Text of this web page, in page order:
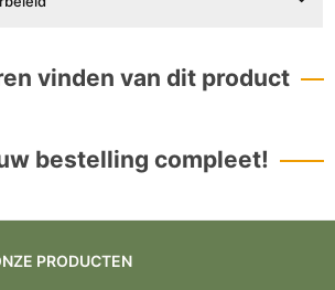
vinden van dit product
bestelling compleet!
PRODUCTEN